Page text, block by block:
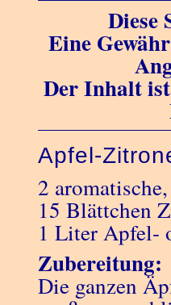
Diese
Eine
Der Inhalt
Apfel-
2
15 Blättchen
1 Liter Apfel-
Zubereitung:
Die ganzen